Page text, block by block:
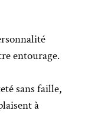
entourage.
sans faille,
à